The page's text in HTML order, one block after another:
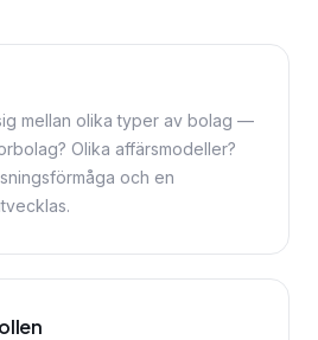
mellan olika typer av bolag —
Olika affärsmodeller?
och en